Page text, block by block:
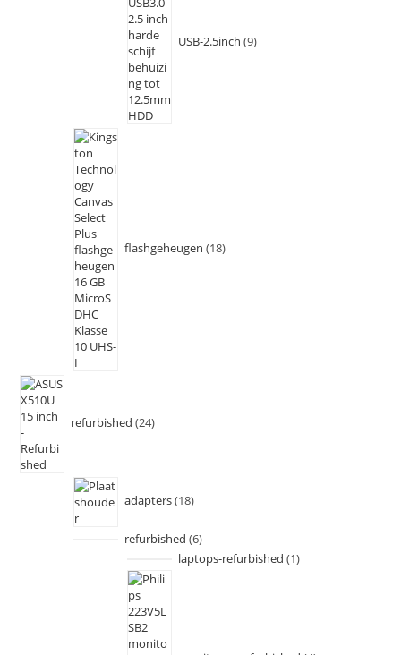
USB-2.5inch 9
flashgeheugen 18
refurbished 24
adapters 18
refurbished 6
laptops-refurbished 1